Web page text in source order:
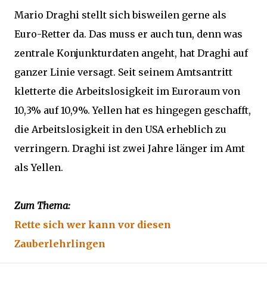
Mario Draghi stellt sich bisweilen gerne als
Euro-Retter da. Das muss er auch tun, denn was
zentrale Konjunkturdaten angeht, hat Draghi auf
ganzer Linie versagt. Seit seinem Amtsantritt
kletterte die Arbeitslosigkeit im Euroraum von
10,3% auf 10,9%. Yellen hat es hingegen geschafft,
die Arbeitslosigkeit in den USA erheblich zu
verringern. Draghi ist zwei Jahre länger im Amt
als Yellen.
Zum Thema:
Rette sich wer kann vor diesen
Zauberlehrlingen